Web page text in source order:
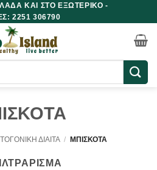
ΚΑΙ ΣΤΟ ΕΞΩΤΕΡΙΚΟ -
2251 306790
ΔΙΑΙΤΑ / ΜΠΙΣΚΟΤΑ